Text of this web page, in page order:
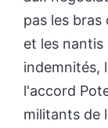
pas les bras
et les nantis
indemnités,
l'accord
militants de